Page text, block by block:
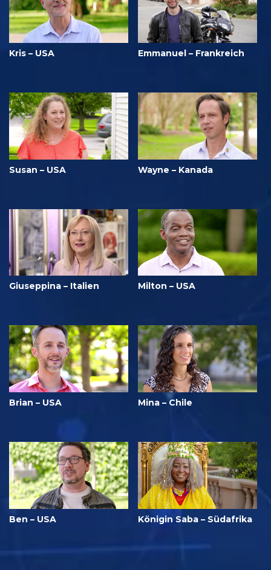
Kris – USA Emmanuel – Frankreich
Susan – USA Wayne – Kanada
Giuseppina – Italien Milton – USA
Brian – USA Mina – Chile
Ben – USA Königin Saba – Südafrika